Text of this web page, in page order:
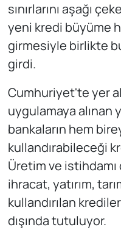
sınırlarını aşağı
yeni kredi büyüme
girmesiyle birlikte
girdi.
Cumhuriyet'te yer
uygulamaya alınan
bankaların hem
kullandırabileceği
Üretim ve
ihracat, yatırım,
kullandırılan
dışında tutuluyor.